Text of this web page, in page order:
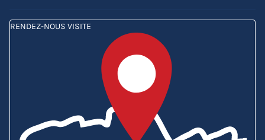
RENDEZ-NOUS VISITE